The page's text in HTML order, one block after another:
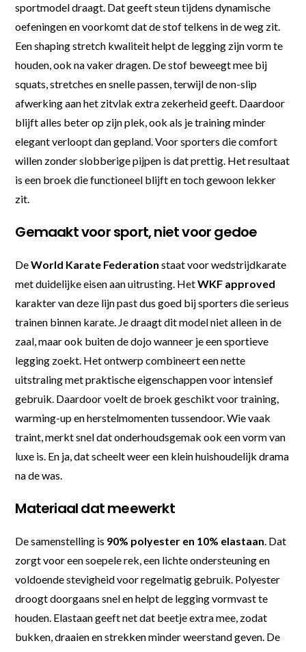
sportmodel draagt. Dat geeft steun tijdens dynamische
oefeningen en voorkomt dat de stof telkens in de weg zit.
Een shaping stretch kwaliteit helpt de legging zijn vorm te
houden, ook na vaker dragen. De stof beweegt mee bij
squats, stretches en snelle passen, terwijl de non-slip
afwerking aan het zitvlak extra zekerheid geeft. Daardoor
blijft alles beter op zijn plek, ook als je training minder
elegant verloopt dan gepland. Voor sporters die comfort
willen zonder slobberige pijpen is dat prettig. Het resultaat
is een broek die functioneel blijft en toch gewoon lekker
zit.
Gemaakt voor sport, niet voor gedoe
DeWorld Karate Federation staat voor wedstrijdkarate
met duidelijke eisen aan uitrusting. HetWKF approved
karakter van deze lijn past dus goed bij sporters die serieus
trainen binnen karate. Je draagt dit model niet alleen in de
zaal, maar ook buiten de dojo wanneer je een sportieve
legging zoekt. Het ontwerp combineert een nette
uitstraling met praktische eigenschappen voor intensief
gebruik. Daardoor voelt de broek geschikt voor training,
warming-up en herstelmomenten tussendoor. Wie vaak
traint, merkt snel dat onderhoudsgemak ook een vorm van
luxe is. En ja, dat scheelt weer een klein huishoudelijk drama
na de was.
Materiaal dat meewerkt
De samenstelling is 90% polyester en 10% elastaan. Dat
zorgt voor een soepele rek, een lichte ondersteuning en
voldoende stevigheid voor regelmatig gebruik. Polyester
droogt doorgaans snel en helpt de legging vormvast te
houden. Elastaan geeft net dat beetje extra mee, zodat
bukken, draaien en strekken minder weerstand geven. De